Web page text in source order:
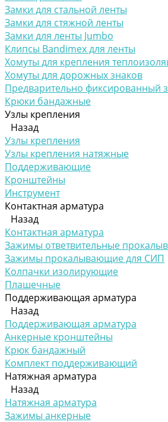
Замки для стальной ленты
Замки для стяжной ленты
Замки для ленты Jumbo
Клипсы Bandimex для ленты
Хомуты для крепления
Хомуты для дорожных знаков
Предварительно фиксированный
Крюки бандажные
Узлы крепления
Назад
Узлы крепления
Узлы крепления натяжные
Поддерживающие
Кронштейны
Инструмент
Контактная арматура
Назад
Контактная арматура
Зажимы ответвительные
Зажимы прокалывающие для СИП
Колпачки изолирующие
Плашечные
Поддерживающая арматура
Назад
Поддерживающая арматура
Анкерные кронштейны
Крюк бандажный
Комплект поддерживающий
Натяжная арматура
Назад
Натяжная арматура
Зажимы анкерные